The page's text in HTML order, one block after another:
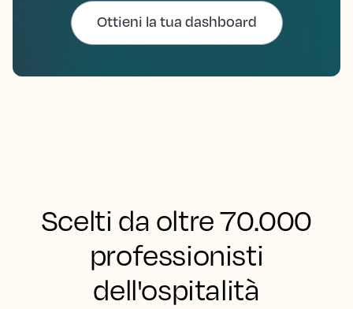
Ottieni la tua dashboard
Scelti da oltre 70.000
professionisti
dell'ospitalità